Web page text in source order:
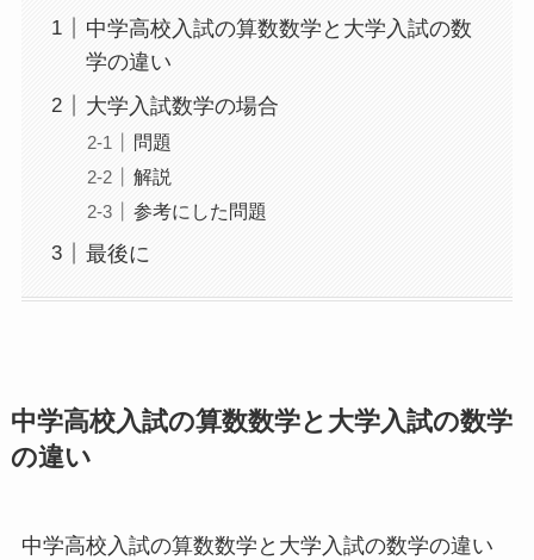
中学高校入試の算数数学と大学入試の数
学の違い
大学入試数学の場合
問題
解説
参考にした問題
最後に
中学高校入試の算数数学と大学入試の数学
の違い
中学高校入試の算数数学と大学入試の数学の違い